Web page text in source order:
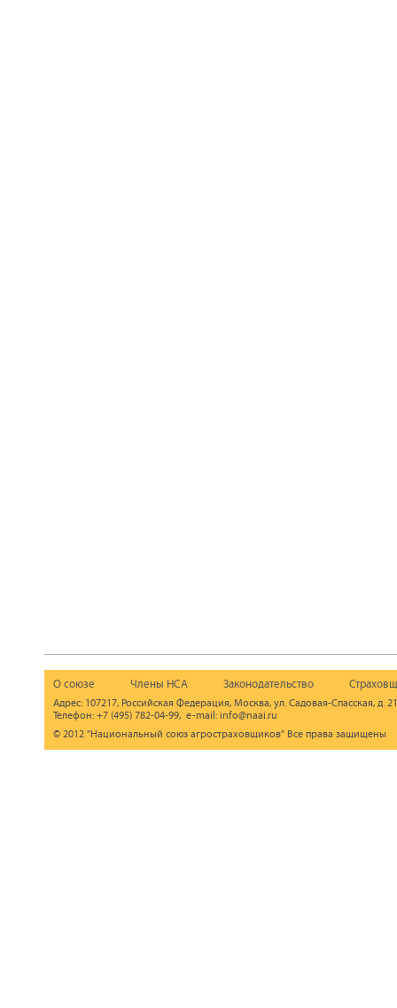
О союзе Члены НСА Законодательство
Адрес: 107217, Российская Федерация, Москва, ул. Садовая-Спасская, д.
Телефон: +7 (495) 782-04-99, e-mail: info@naai.ru
© 2012 "Национальный союз агростраховщиков" Все права защищены